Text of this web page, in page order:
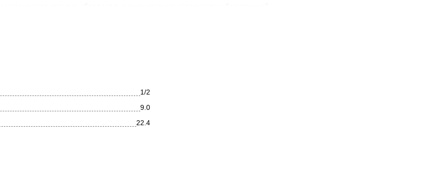
почувствовать атмосферу, царившую в роскошных апартаментах
MK102.5/28 c прочным монолитным корпусом. Регулировка температуры и
1/2
9.0
22.4